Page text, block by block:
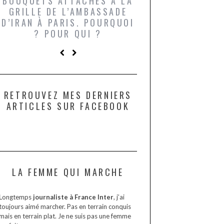
GRILLE DE L’AMBASSADE
D’IRAN À PARIS. POURQUOI
? POUR QUI ?
RETROUVEZ MES DERNIERS
ARTICLES SUR FACEBOOK
LA FEMME QUI MARCHE
journaliste à France Inter, j’ai
aimé marcher. Pas en terrain conquis
en terrain plat. Je ne suis pas une femme